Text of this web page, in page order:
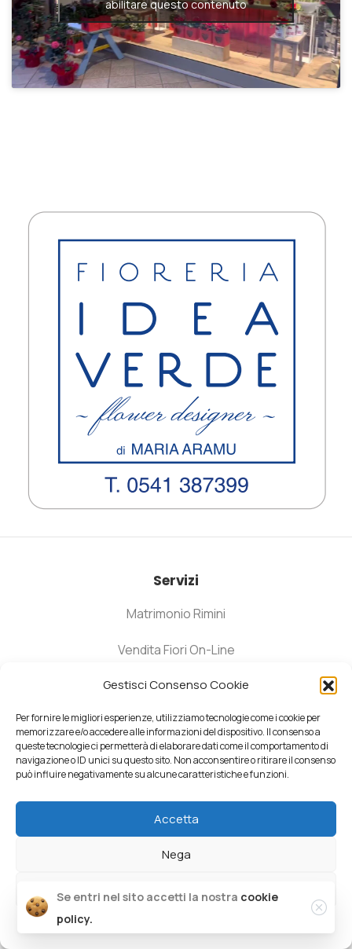
Gestisci Consenso Cookie
Per fornire le migliori esperienze, utilizziamo tecnologie come i cookie per
memorizzare e/o accedere alle informazioni del dispositivo. Il consenso a
queste tecnologie ci permetterà di elaborare dati come il comportamento di
navigazione o ID unici su questo sito. Non acconsentire o ritirare il consenso
può influire negativamente su alcune caratteristiche e funzioni.
Accetta
Nega
Visualizza le preferenze
Fai clic per accettare i cookie marketing e
abilitare questo contenuto
Matrimonio Rimini
Invio Fiori in Italia
Fiori Rimini
Fioraio Rimini
Consegna fiori Rimini
Cookies Policy
Se entri nel sito accetti la nostra cookie
policy.
Close